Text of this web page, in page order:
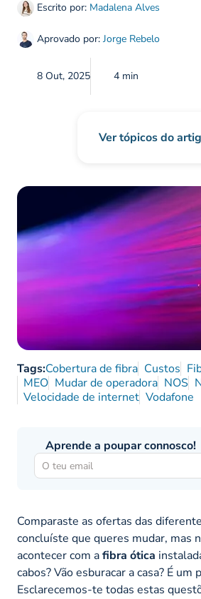
Escrito por: Madalena Alves
Aprovado por: Jorge Rebelo
8 Out, 2025 4 min
Ver tópicos do
Tags:Cobertura de fibra Custos
MEO Mudar de operadora NOS
Velocidade de internet Vodafone
Aprende a poupar connosco!
Comparaste as ofertas das
concluíste que queres mudar, mas
acontecer com afibra ótica
cabos? Vão esburacar a casa? É um
Esclarecemos-te todas estas